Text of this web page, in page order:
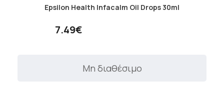
Epsilon Health Infacalm Oil Drops 30ml
7.49€
Μη διαθέσιμο